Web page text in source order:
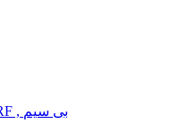
ریموت کنترل , محصول GSM وRF , بی سیم